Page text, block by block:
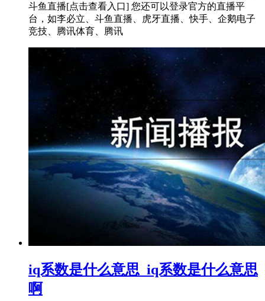
斗鱼直播[点击查看入口] 您还可以登录官方的直播平
台，如李必立、斗鱼直播、虎牙直播、快手、企鹅电子
竞技、腾讯体育、腾讯
iq系数是什么意思_iq系数是什么意思
啊